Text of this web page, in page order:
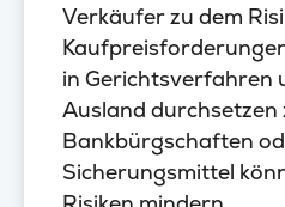
Verkäufer zu dem
in Gerichtsverfahren
Ausland durchsetzen
Bankbürgschaften
Sicherungsmittel